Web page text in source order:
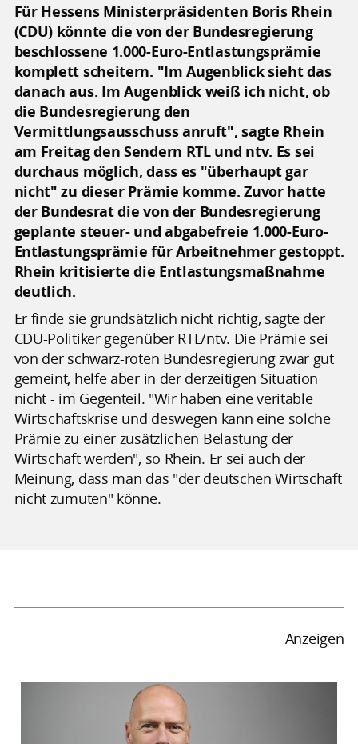
Für Hessens Ministerpräsidenten Boris Rhein
(CDU) könnte die von der Bundesregierung
beschlossene 1.000-Euro-Entlastungsprämie
komplett scheitern. "Im Augenblick sieht das
danach aus. Im Augenblick weiß ich nicht, ob
die Bundesregierung den
Vermittlungsausschuss anruft", sagte Rhein
am Freitag den Sendern RTL und ntv. Es sei
durchaus möglich, dass es "überhaupt gar
nicht" zu dieser Prämie komme. Zuvor hatte
der Bundesrat die von der Bundesregierung
geplante steuer- und abgabefreie 1.000-Euro-
Entlastungsprämie für Arbeitnehmer gestoppt.
Rhein kritisierte die Entlastungsmaßnahme
deutlich.
Er finde sie grundsätzlich nicht richtig, sagte der
CDU-Politiker gegenüber RTL/ntv. Die Prämie sei
von der schwarz-roten Bundesregierung zwar gut
gemeint, helfe aber in der derzeitigen Situation
nicht - im Gegenteil. "Wir haben eine veritable
Wirtschaftskrise und deswegen kann eine solche
Prämie zu einer zusätzlichen Belastung der
Wirtschaft werden", so Rhein. Er sei auch der
Meinung, dass man das "der deutschen Wirtschaft
nicht zumuten" könne.
Anzeigen